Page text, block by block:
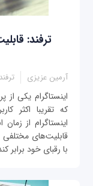
آرمین عزیزی
اینستاگرام یکی از
که تقریبا اکثر
اینستاگرام از
قابلیت‌های مختلفی
با رقبای خود برابر